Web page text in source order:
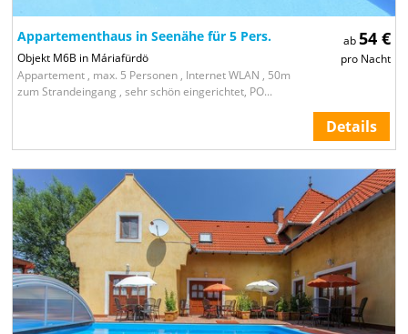
ab54 €
pro Nacht
Appartementhaus in Seenähe für 5 Pers.
Objekt M6B in Máriafürdö
Appartement , max. 5 Personen , Internet WLAN , 50m
zum Strandeingang , sehr schön eingerichtet, PO...
Details